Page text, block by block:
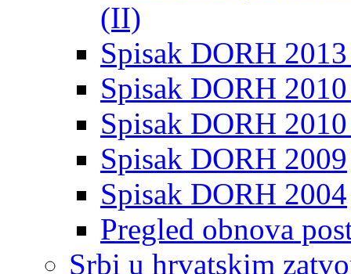
(II)
Spisak DORH
Spisak DORH
Spisak DORH
Spisak DORH 2009
Spisak DORH 2004
Pregled obnova
Srbi u hrvatskim